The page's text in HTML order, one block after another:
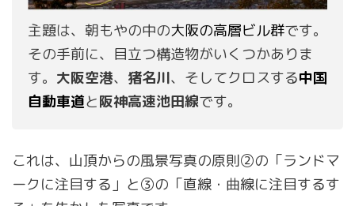
主題は、朝もやの中の大阪の高層ビル群です。
その手前に、目立つ構造物がいくつかありま
す。 大阪空港、 猪名川、そしてクロスする中国
自動車道と阪神高速池田線です。
これは、山頂からの風景写真の原則②の「ランドマ
ークに注目する」と③の「直線・曲線に注目するす